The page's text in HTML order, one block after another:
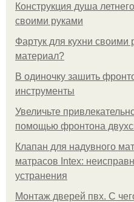
Конструкция душа
своими руками
Фартук для кухни своими
материал?
В одиночку зашить
инструменты
Увеличьте
помощью фронтона
Клапан для надувного
матрасов Intex:
устранения
Монтаж дверей пвх. С